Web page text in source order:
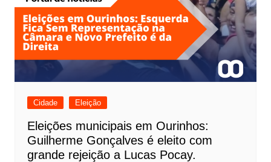
Cidade Eleição
Eleições municipais em Ourinhos:
Guilherme Gonçalves é eleito com
grande rejeição a Lucas Pocay.